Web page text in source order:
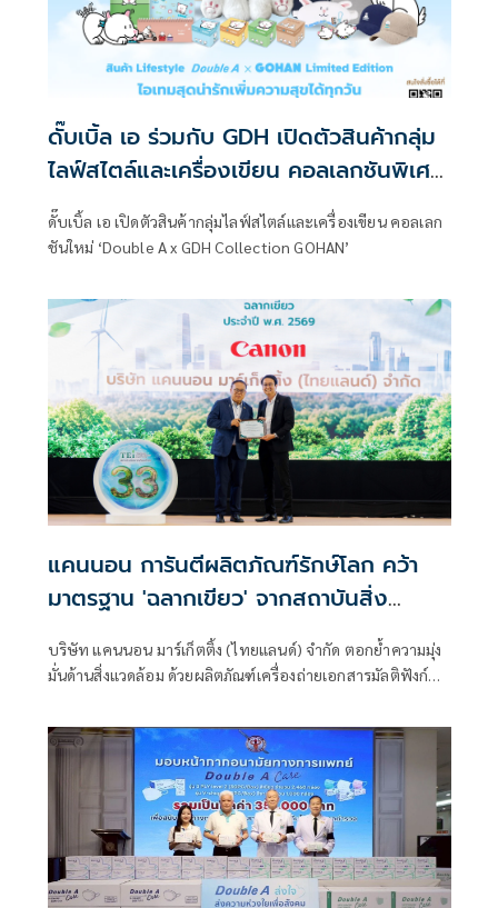
ดั๊บเบิ้ล เอ ร่วมกับ GDH เปิดตัวสินค้ากลุ่ม
ไลฟ์สไตล์และเครื่องเขียน คอลเลกชันพิเศษ
“GOHAN”
ดั๊บเบิ้ล เอ เปิดตัวสินค้ากลุ่มไลฟ์สไตล์และเครื่องเขียน คอลเลก
ชันใหม่ ‘Double A x GDH Collection GOHAN’
แคนนอน การันตีผลิตภัณฑ์รักษ์โลก คว้า
มาตรฐาน 'ฉลากเขียว' จากสถาบันสิ่ง
แวดล้อมไทย เครื่องถ่ายเอกสารมัลติ
ฟังก์ชันและเครื่องพิมพ์อิงค์เจ็ทมัลติฟัง
บริษัท แคนนอน มาร์เก็ตติ้ง (ไทยแลนด์) จำกัด ตอกย้ำความมุ่ง
มั่นด้านสิ่งแวดล้อม ด้วยผลิตภัณฑ์เครื่องถ่ายเอกสารมัลติฟังก์ชัน
รับรอง “ฉลากเขียว” จากสถาบันสิ่งแวดล้อมไทย